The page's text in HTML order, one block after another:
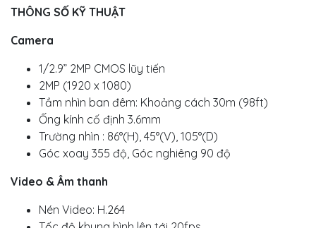
THÔNG SỐ KỸ THUẬT
Camera
1/2.9” 2MP CMOS lũy tiến
2MP (1920 x 1080)
Tầm nhìn ban đêm: Khoảng cách 30m (98ft)
Ống kính cố định 3.6mm
Trường nhìn : 86°(H), 45°(V), 105°(D)
Góc xoay 355 độ, Góc nghiêng 90 độ
Video & Âm thanh
Nén Video: H.264